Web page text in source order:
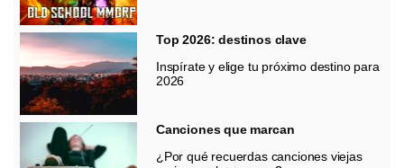
Top 2026: destinos clave
Inspírate y elige tu próximo destino para
2026
Canciones que marcan
¿Por qué recuerdas canciones viejas